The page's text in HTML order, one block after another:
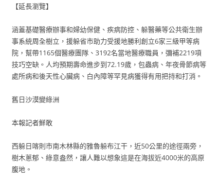
【延長瀏覽】
涵蓋基礎醫療辦事和婦幼保健、疾病防控、躲醫藥等公共衛生辦
事系統周全樹立，援躲省市助力受援地勝利創立6家三級甲等病
院，幫帶1165個醫療團隊、3192名當地醫療職員，彌補2219項
技巧空缺。人均預期壽命進步到72.19歲，包蟲病、年夜骨節病等
處所病和後天性心臟病、白內障等罕見病獲得有用把持和打消。
舊日沙漠變綠洲
本報記者鮮敢
西躲日喀則市南木林縣的雅魯躲布江干，近50公里的途徑兩旁，
樹木蔥郁、綠意盎然，讓人難以想象這是在海拔近4000米的高原
腹地。